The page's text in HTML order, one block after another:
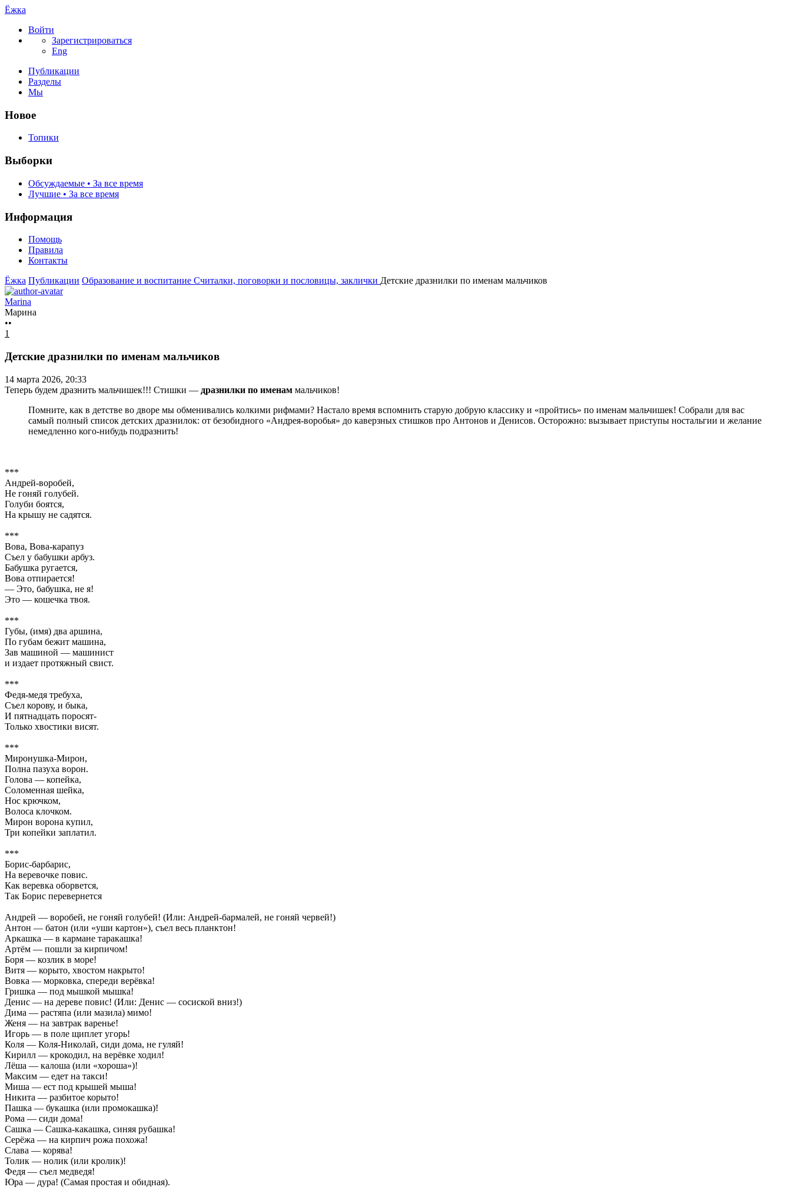
Ёжка
Войти
Зарегистрироваться
Eng
Публикации
Разделы
Мы
Новое
Топики
Выборки
Обсуждаемые • За все время
Лучшие • За все время
Информация
Помощь
Правила
Контакты
Ёжка Публикации Образование и воспитание Считалки, поговорки и пословицы, заклички Детские дразнилки по именам мальчиков
Marina
Марина
••
1
Детские дразнилки по именам мальчиков
14 марта 2026, 20:33
Теперь будем дразнить мальчишек!!! Стишки — дразнилки по именам мальчиков!
Помните, как в детстве во дворе мы обменивались колкими рифмами? Настало время вспомнить старую добрую классику и «пройтись» по именам мальчишек! Собрали для вас
самый полный список детских дразнилок: от безобидного «Андрея-воробья» до каверзных стишков про Антонов и Денисов. Осторожно: вызывает приступы ностальгии и желание
немедленно кого-нибудь подразнить!
***
Андрей-воробей,
Не гоняй голубей.
Голуби боятся,
На крышу не садятся.
***
Вова, Вова-карапуз
Съел у бабушки арбуз.
Бабушка ругается,
Вова отпирается!
— Это, бабушка, не я!
Это — кошечка твоя.
***
Губы, (имя) два аршина,
По губам бежит машина,
Зав машиной — машинист
и издает протяжный свист.
***
Федя-медя требуха,
Съел корову, и быка,
И пятнадцать поросят-
Только хвостики висят.
***
Миронушка-Мирон,
Полна пазуха ворон.
Голова — копейка,
Соломенная шейка,
Нос крючком,
Волоса клочком.
Мирон ворона купил,
Три копейки заплатил.
***
Борис-барбарис,
На веревочке повис.
Как веревка оборвется,
Так Борис перевернется
Андрей — воробей, не гоняй голубей! (Или: Андрей-бармалей, не гоняй червей!)
Антон — батон (или «уши картон»), съел весь планктон!
Аркашка — в кармане таракашка!
Артём — пошли за кирпичом!
Боря — козлик в море!
Витя — корыто, хвостом накрыто!
Вовка — морковка, спереди верёвка!
Гришка — под мышкой мышка!
Денис — на дереве повис! (Или: Денис — сосиской вниз!)
Дима — растяпа (или мазила) мимо!
Женя — на завтрак варенье!
Игорь — в поле щиплет угорь!
Коля — Коля-Николай, сиди дома, не гуляй!
Кирилл — крокодил, на верёвке ходил!
Лёша — калоша (или «хороша»)!
Максим — едет на такси!
Миша — ест под крышей мыша!
Никита — разбитое корыто!
Пашка — букашка (или промокашка)!
Рома — сиди дома!
Сашка — Сашка-какашка, синяя рубашка!
Серёжа — на кирпич рожа похожа!
Слава — корява!
Толик — нолик (или кролик)!
Федя — съел медведя!
Юра — дура! (Самая простая и обидная).